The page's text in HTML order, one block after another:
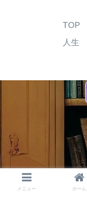
TOP
人生
メニュー ホーム